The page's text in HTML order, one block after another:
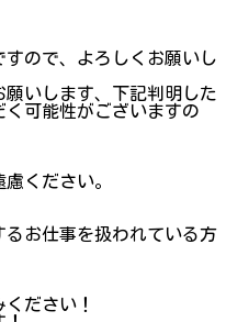
ので、よろしくお願いし
いします、下記判明した
く可能性がございますの
ください。
るお仕事を扱われている方
ださい！